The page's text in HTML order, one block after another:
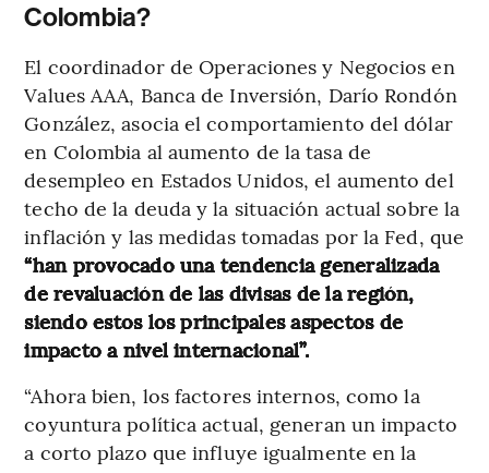
Colombia?
El coordinador de Operaciones y Negocios en
Values AAA, Banca de Inversión, Darío Rondón
González, asocia el comportamiento del dólar
en Colombia al aumento de la tasa de
desempleo en Estados Unidos, el aumento del
techo de la deuda y la situación actual sobre la
inflación y las medidas tomadas por la Fed, que
“han provocado una tendencia generalizada
de revaluación de las divisas de la región,
siendo estos los principales aspectos de
impacto a nivel internacional”.
“Ahora bien, los factores internos, como la
coyuntura política actual, generan un impacto
a corto plazo que influye igualmente en la